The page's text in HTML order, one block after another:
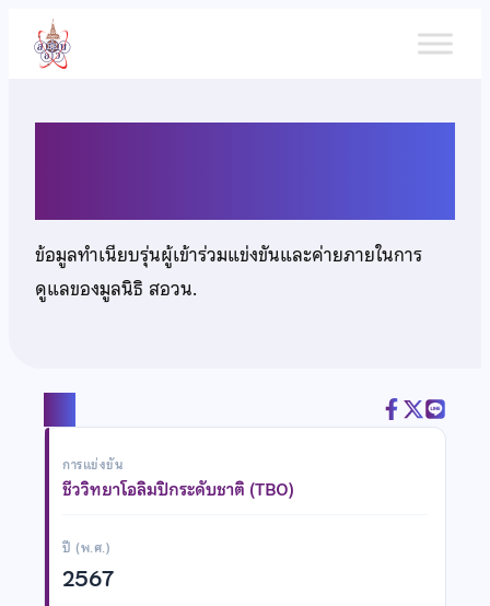
เนื้อหา
ข้อมูลทำเนียบรุ่นผู้เข้าร่วมแข่งขันและค่ายภายในการ
ดูแลของมูลนิธิ สอวน.
การแข่งขัน
ชีววิทยาโอลิมปิกระดับชาติ (TBO)
ปี (พ.ศ.)
2567